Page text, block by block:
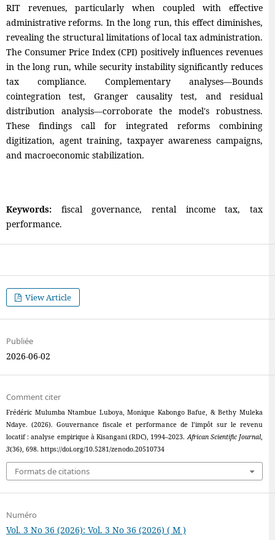
RIT revenues, particularly when coupled with effective
administrative reforms. In the long run, this effect diminishes,
revealing the structural limitations of local tax administration.
The Consumer Price Index (CPI) positively influences revenues
in the long run, while security instability significantly reduces
tax compliance. Complementary analyses—Bounds
cointegration test, Granger causality test, and residual
distribution analysis—corroborate the model's robustness.
These findings call for integrated reforms combining
digitization, agent training, taxpayer awareness campaigns,
and macroeconomic stabilization.
Keywords: fiscal governance, rental income tax, tax
performance.
View Article
Publiée
2026-06-02
Comment citer
Frédéric Mulumba Ntambue Luboya, Monique Kabongo Bafue, & Bethy Muleka
Ndaye. (2026). Gouvernance fiscale et performance de l’impôt sur le revenu
locatif : analyse empirique à Kisangani (RDC), 1994–2023.African Scientific Journal,
3(36), 698. https://doi.org/10.5281/zenodo.20510734
Formats de citations
Numéro
Vol. 3 No 36 (2026): Vol. 3 No 36 (2026) ( M )